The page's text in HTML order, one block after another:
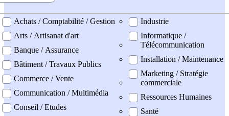
professionel
Achats / Comptabilité / Gestion
Arts / Artisanat d'art
Banque / Assurance
Bâtiment / Travaux Publics
Commerce / Vente
Communication / Multimédia
Conseil / Etudes
Industrie
Informatique /
Télécommunication
Installation / Maintenance
Marketing / Stratégie
commerciale
Ressources Humaines
Santé